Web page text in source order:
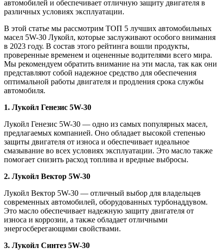
автомобилей и обеспечивает отличную защиту двигателя в
различных условиях эксплуатации.
В этой статье мы рассмотрим ТОП 5 лучших автомобильных
масел 5W-30 Лукойл, которые заслуживают особого внимания
в 2023 году. В состав этого рейтинга вошли продукты,
проверенные временем и оцененные водителями всего мира.
Мы рекомендуем обратить внимание на эти масла, так как они
представляют собой надежное средство для обеспечения
оптимальной работы двигателя и продления срока службы
автомобиля.
1. Лукойл Генезис 5W-30
Лукойл Генезис 5W-30 — одно из самых популярных масел,
предлагаемых компанией. Оно обладает высокой степенью
защиты двигателя от износа и обеспечивает идеальное
смазывание во всех условиях эксплуатации. Это масло также
помогает снизить расход топлива и вредные выбросы.
2. Лукойл Вектор 5W-30
Лукойл Вектор 5W-30 — отличный выбор для владельцев
современных автомобилей, оборудованных турбонаддувом.
Это масло обеспечивает надежную защиту двигателя от
износа и коррозии, а также обладает отличными
энергосберегающими свойствами.
3. Лукойл Синтез 5W-30